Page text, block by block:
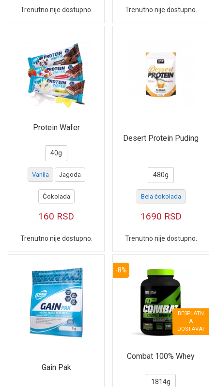
Trenutno nije dostupno. Trenutno nije dostupno.
Protein Wafer
40g
Vanila Jagoda
Čokolada
160 RSD
Trenutno nije dostupno.
Desert Protein Puding
480g
Bela čokolada
1690 RSD
Trenutno nije dostupno.
Gain Pak
BESPLATN
A
DOSTAVA!
-8%
Combat 100% Whey
1814g